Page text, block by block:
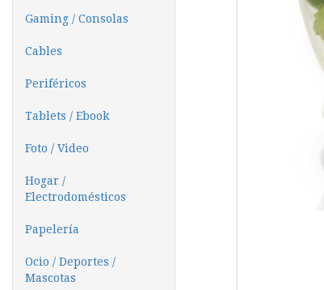
Gaming / Consolas
Cables
Periféricos
Tablets / Ebook
Foto / Video
Hogar /
Electrodomésticos
Papelería
Ocio / Deportes /
Mascotas